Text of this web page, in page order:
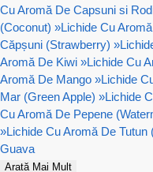
Cu Aromă De Capsuni si
(Coconut) »Lichide Cu
Căpșuni (Strawberry) »
Aromă De Kiwi »Lichide Cu
Aromă De Mango »Lichide
Mar (Green Apple) »Lichide
Cu Aromă De Pepene
»Lichide Cu Aromă De Tutun
Guava
Arată Mai Mult